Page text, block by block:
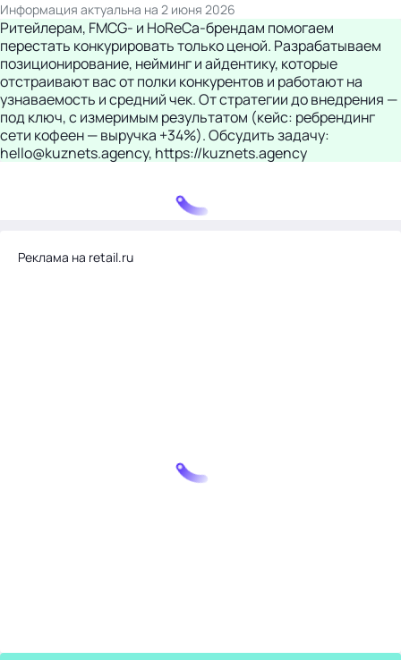
Информация актуальна на 2 июня 2026
Ритейлерам, FMCG- и HoReCa-брендам помогаем
перестать конкурировать только ценой. Разрабатываем
позиционирование, нейминг и айдентику, которые
отстраивают вас от полки конкурентов и работают на
узнаваемость и средний чек. От стратегии до внедрения —
под ключ, с измеримым результатом (кейс: ребрендинг
сети кофеен — выручка +34%). Обсудить задачу:
hello@kuznets.agency, https://kuznets.agency
Реклама на retail.ru